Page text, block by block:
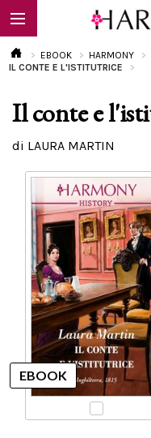
EBOOK
Calendario
EBOOK HARMONY
IL CONTE E L'ISTITUTRICE
Il conte e
di LAURA MARTIN